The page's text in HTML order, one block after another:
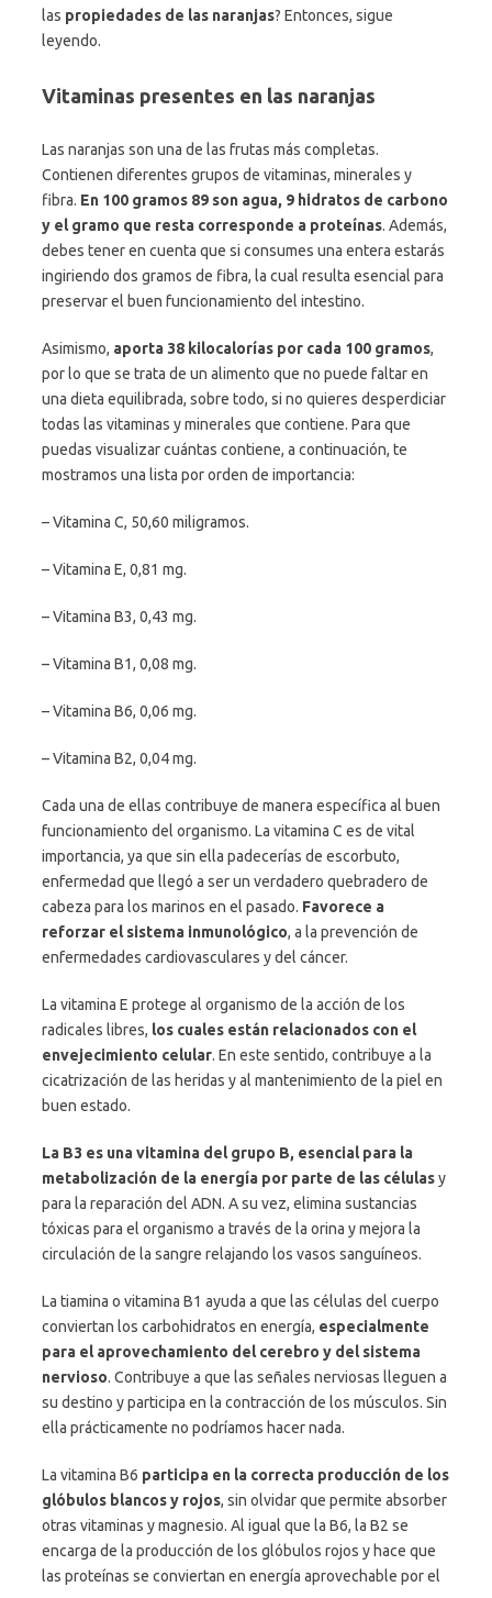
las propiedades de las naranjas? Entonces, sigue
leyendo.
Vitaminas presentes en las naranjas
Las naranjas son una de las frutas más completas.
Contienen diferentes grupos de vitaminas, minerales y
fibra. En 100 gramos 89 son agua, 9 hidratos de carbono
y el gramo que resta corresponde a proteínas. Además,
debes tener en cuenta que si consumes una entera estarás
ingiriendo dos gramos de fibra, la cual resulta esencial para
preservar el buen funcionamiento del intestino.
Asimismo, aporta 38 kilocalorías por cada 100 gramos,
por lo que se trata de un alimento que no puede faltar en
una dieta equilibrada, sobre todo, si no quieres desperdiciar
todas las vitaminas y minerales que contiene. Para que
puedas visualizar cuántas contiene, a continuación, te
mostramos una lista por orden de importancia:
– Vitamina C, 50,60 miligramos.
– Vitamina E, 0,81 mg.
– Vitamina B3, 0,43 mg.
– Vitamina B1, 0,08 mg.
– Vitamina B6, 0,06 mg.
– Vitamina B2, 0,04 mg.
Cada una de ellas contribuye de manera específica al buen
funcionamiento del organismo. La vitamina C es de vital
importancia, ya que sin ella padecerías de escorbuto,
enfermedad que llegó a ser un verdadero quebradero de
cabeza para los marinos en el pasado. Favorece a
reforzar el sistema inmunológico, a la prevención de
enfermedades cardiovasculares y del cáncer.
La vitamina E protege al organismo de la acción de los
radicales libres, los cuales están relacionados con el
envejecimiento celular. En este sentido, contribuye a la
cicatrización de las heridas y al mantenimiento de la piel en
buen estado.
La B3 es una vitamina del grupo B, esencial para la
metabolización de la energía por parte de las célulasy
para la reparación del ADN. A su vez, elimina sustancias
tóxicas para el organismo a través de la orina y mejora la
circulación de la sangre relajando los vasos sanguíneos.
La tiamina o vitamina B1 ayuda a que las células del cuerpo
conviertan los carbohidratos en energía, especialmente
para el aprovechamiento del cerebro y del sistema
nervioso. Contribuye a que las señales nerviosas lleguen a
su destino y participa en la contracción de los músculos. Sin
ella prácticamente no podríamos hacer nada.
La vitamina B6 participa en la correcta producción de los
glóbulos blancos y rojos, sin olvidar que permite absorber
otras vitaminas y magnesio. Al igual que la B6, la B2 se
encarga de la producción de los glóbulos rojos y hace que
las proteínas se conviertan en energía aprovechable por el